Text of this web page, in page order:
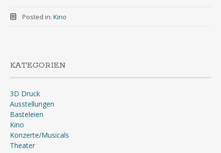
Posted in: Kino
KATEGORIEN
3D Druck
Ausstellungen
Basteleien
Kino
Konzerte/Musicals
Theater